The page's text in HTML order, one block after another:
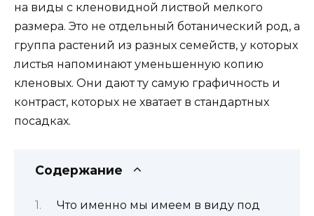
на виды с кленовидной листвой мелкого
размера. Это не отдельный ботанический род, а
группа растений из разных семейств, у которых
листья напоминают уменьшенную копию
кленовых. Они дают ту самую графичность и
контраст, которых не хватает в стандартных
посадках.
Содержание
Что именно мы имеем в виду под